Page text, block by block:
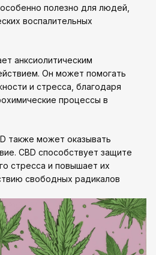
полезно для людей,
воспалительных
анксиолитическим
Он может помогать
и стресса, благодаря
процессы в
также может оказывать
CBD способствует защите
стресса и повышает их
свободных радикалов